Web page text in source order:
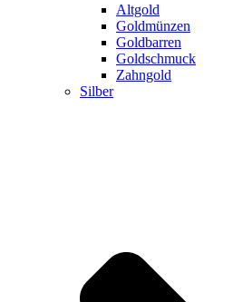
Altgold
Goldmünzen
Goldbarren
Goldschmuck
Zahngold
Silber